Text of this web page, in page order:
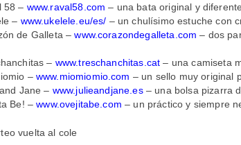
58 – www.raval58.com – una bata original y diferente
– www.ukelele.eu/es/ – un chulísimo estuche con
de Galleta –www.corazondegalleta.com – dos
– www.treschanchitas.cat – una camiseta
– www.miomiomio.com – un sello muy original
Jane – www.julieandjane.es– una bolsa pizarra
Be! –www.ovejitabe.com – un práctico y siempre